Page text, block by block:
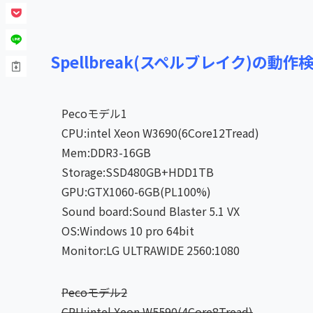
Spellbreak(スペルブレイク)の動作
Pecoモデル1
CPU:intel Xeon W3690(6Core12Tread)
Mem:DDR3-16GB
Storage:SSD480GB+HDD1TB
GPU:GTX1060-6GB(PL100%)
Sound board:Sound Blaster 5.1 VX
OS:Windows 10 pro 64bit
Monitor:LG ULTRAWIDE 2560:1080
Pecoモデル2